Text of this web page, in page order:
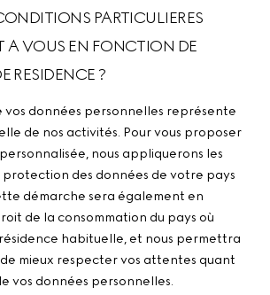
PARTICULIERES
A VOUS EN FONCTION DE
RESIDENCE ?
données personnelles représente
de nos activités. Pour vous proposer
nous appliquerons les
protection des données de votre pays
démarche sera également en
de la consommation du pays où
habituelle, et nous permettra
mieux respecter vos attentes quant
vos données personnelles.